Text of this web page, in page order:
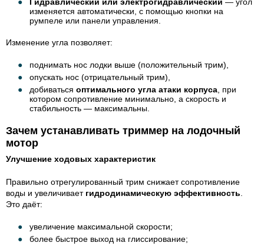
Гидравлический или электрогидравлический — угол
изменяется автоматически, с помощью кнопки на
румпеле или панели управления.
Изменение угла позволяет:
поднимать нос лодки выше (положительный трим),
опускать нос (отрицательный трим),
добиваться оптимального угла атаки корпуса, при
котором сопротивление минимально, а скорость и
стабильность — максимальны.
Зачем устанавливать триммер на лодочный
мотор
Улучшение ходовых характеристик
Правильно отрегулированный трим снижает сопротивление
воды и увеличивает гидродинамическую эффективность.
Это даёт:
увеличение максимальной скорости;
более быстрое выход на глиссирование;